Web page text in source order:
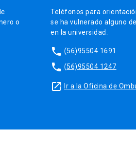
o
Teléfonos para
se ha vulnerado alguno
en la universidad.
phone (56)95504 1691
phone (56)95504 1247
launch Ir a la Oficina de